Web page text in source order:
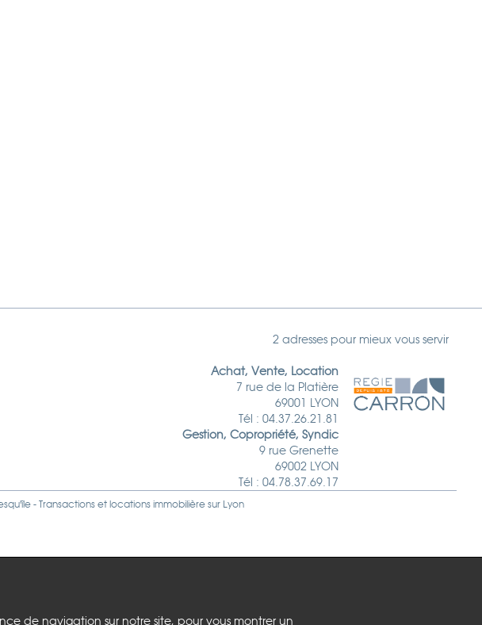
2 adresses pour mieux vous servir
Achat, Vente, Location
7 rue de la Platière
69001 LYON
Tél : 04.37.26.21.81
Gestion, Copropriété, Syndic
9 rue Grenette
69002 LYON
Tél : 04.78.37.69.17
- Transactions et locations immobilière sur Lyon
de navigation sur notre site, pour vous montrer un